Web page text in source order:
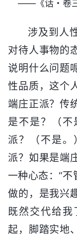
——《话・卷
涉及到人
对待人事物的
说明什么问题
性品质，这个
端庄正派？传
是不是？（不
派？（不是。
派？如果是端
一种心态：“
做的，是我兴
既然交代给我
起，脚踏实地